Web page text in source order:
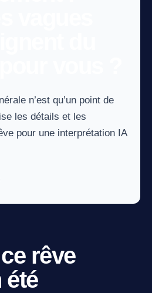
n’est qu’un point de
les détails et les
pour une interprétation IA
rêve
été